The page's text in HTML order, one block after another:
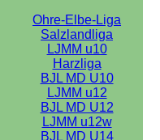
Ohre-Elbe-Liga
Salzlandliga
LJMM u10
Harzliga
BJL MD U10
LJMM u12
BJL MD U12
LJMM u12w
BJL MD U14